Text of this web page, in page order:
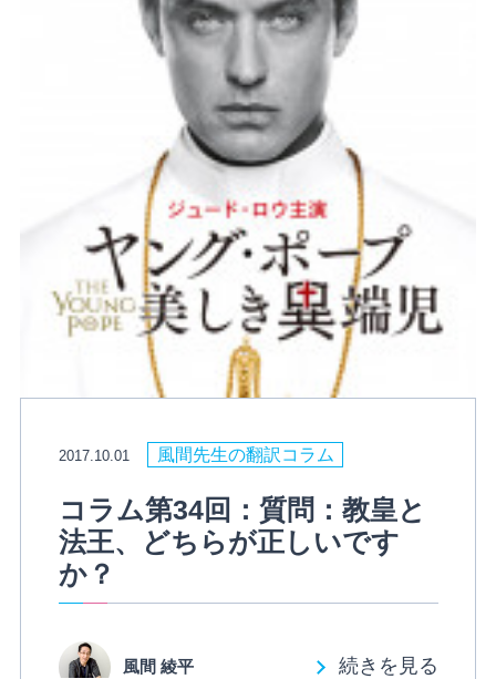
2017.10.01 風間先生の翻訳コラム
コラム第34回：質問：教皇と
法王、どちらが正しいです
か？
風間 綾平 続きを見る